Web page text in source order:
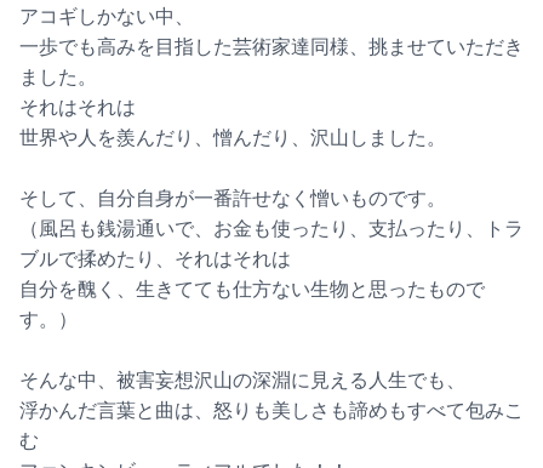
アコギしかない中、
一歩でも高みを目指した芸術家達同様、挑ませていただき
ました。
それはそれは
世界や人を羨んだり、憎んだり、沢山しました。
そして、自分自身が一番許せなく憎いものです。
（風呂も銭湯通いで、お金も使ったり、支払ったり、トラ
ブルで揉めたり、それはそれは
自分を醜く、生きてても仕方ない生物と思ったもので
す。）
そんな中、被害妄想沢山の深淵に見える人生でも、
浮かんだ言葉と曲は、怒りも美しさも諦めもすべて包みこ
む